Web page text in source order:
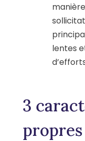
lentes
3